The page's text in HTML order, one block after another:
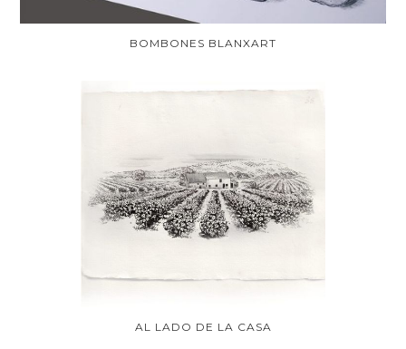
BOMBONES BLANXART
AL LADO DE LA CASA